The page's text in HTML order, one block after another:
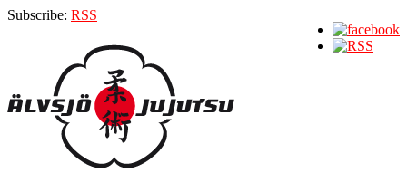
Subscribe: RSS